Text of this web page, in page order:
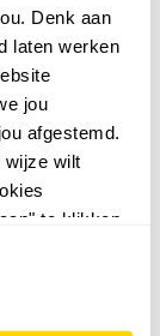
Denk aan
laten werken
jou
afgestemd.
wijze wilt
te klikken.